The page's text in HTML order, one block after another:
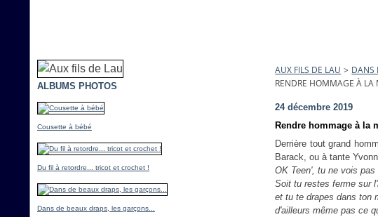
ALBUMS PHOTOS
Cousette à bébé
Du fil à retordre... tricot et crochet !
Dans de beaux draps, les garçons...
AUX FILS DE LAU > DANS
RENDRE HOMMAGE À LA
24 décembre 2019
Rendre hommage à la
Derrière tout grand
Barack, ou à tante
OK Teen', tu ne vois
Soit tu restes ferme sur
et tu te drapes dans ton
d'ailleurs même pas ce